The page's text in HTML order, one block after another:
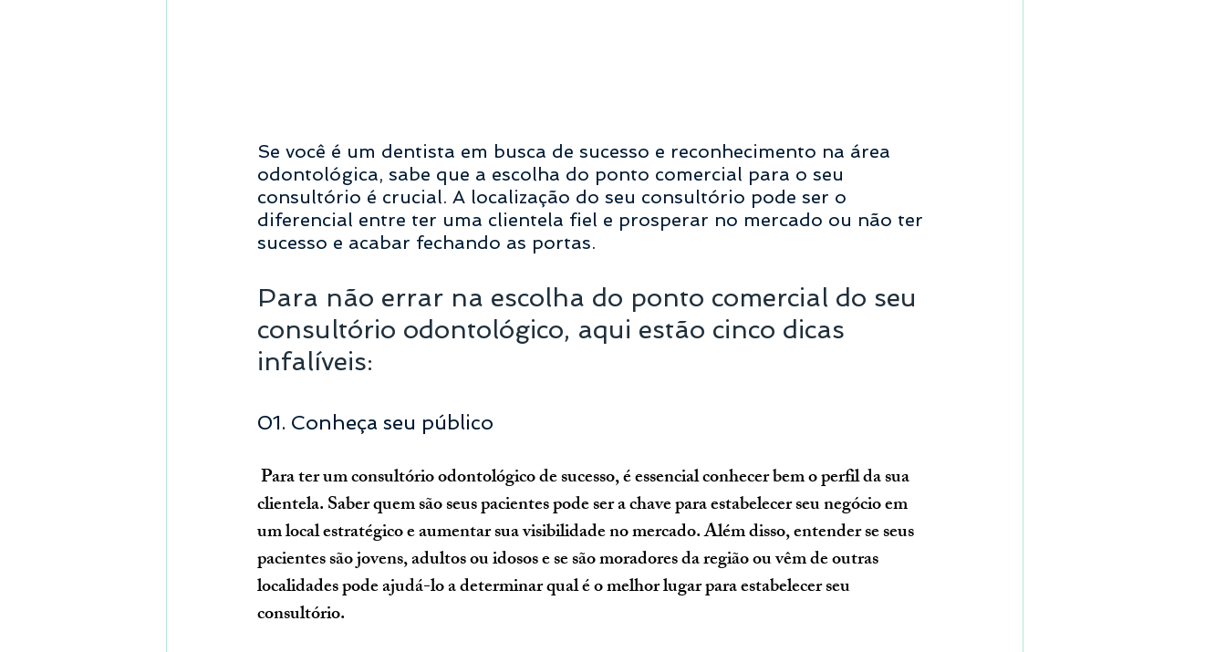
Se você é um dentista em busca de sucesso e reconhecimento na área
odontológica, sabe que a escolha do ponto comercial para o seu
consultório é crucial. A localização do seu consultório pode ser o
diferencial entre ter uma clientela fiel e prosperar no mercado ou não ter
sucesso e acabar fechando as portas.
Para não errar na escolha do ponto comercial do seu
consultório odontológico, aqui estão cinco dicas
infalíveis:
01. Conheça seu público
clientela. Saber quem são seus pacientes pode ser a chave para estabelecer seu negócio em
um local estratégico e aumentar sua visibilidade no mercado. Além disso, entender se seus
pacientes são jovens, adultos ou idosos e se são moradores da região ou vêm de outras
localidades pode ajudá-lo a determinar qual é o melhor lugar para estabelecer seu
consultório.